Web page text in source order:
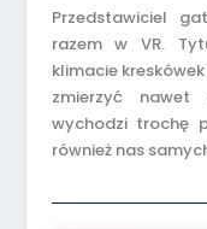
Przedstawiciel
razem w VR.
klimacie
zmierzyć nawet
wychodzi trochę
również nas